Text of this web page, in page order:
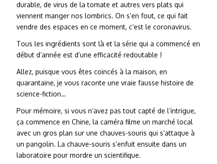
durable, de virus de la tomate et autres vers plats qui
viennent manger nos lombrics. On s’en fout, ce qui fait
vendre des espaces en ce moment, c’est le coronavirus.
Tous les ingrédients sont là et la série qui a commencé en
début d’année est d’une efficacité redoutable !
Allez, puisque vous êtes coincés à la maison, en
quarantaine, je vous raconte une vraie fausse histoire de
science-fiction…
Pour mémoire, si vous n’avez pas tout capté de l’intrigue,
ça commence en Chine, la caméra filme un marché local
avec un gros plan sur une chauves-souris qui s’attaque à
un pangolin. La chauve-souris s’enfuit ensuite dans un
laboratoire pour mordre un scientifique.